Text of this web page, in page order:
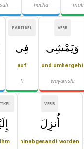
māli
hādhā
VERB
وَيَمْشِى
und umhergeht
wayamshī
PARTIKEL
فِى
auf
fī
VERB
أُنزِلَ
hinabgesandt worden